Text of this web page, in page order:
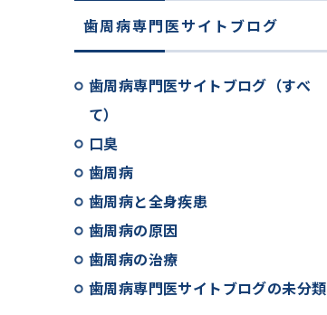
歯周病専門医サイトブログ
歯周病専門医サイトブログ（すべ
て）
口臭
歯周病
歯周病と全身疾患
歯周病の原因
歯周病の治療
歯周病専門医サイトブログの未分類